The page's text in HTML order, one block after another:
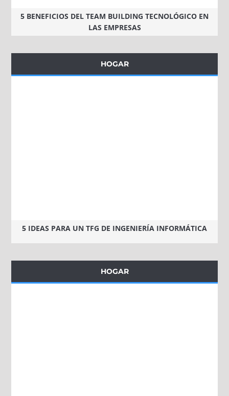
5 BENEFICIOS DEL TEAM BUILDING TECNOLÓGICO EN
LAS EMPRESAS
HOGAR
5 IDEAS PARA UN TFG DE INGENIERÍA INFORMÁTICA
HOGAR